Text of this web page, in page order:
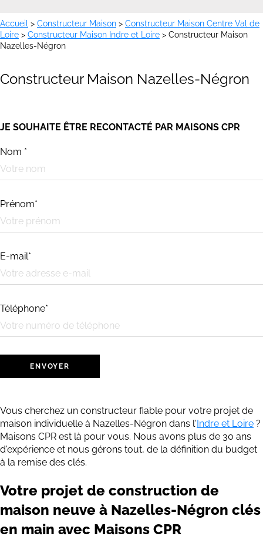
Accueil > Constructeur Maison > Constructeur Maison Centre Val de
Loire > Constructeur Maison Indre et Loire > Constructeur Maison
Nazelles-Négron
Constructeur Maison Nazelles-Négron
JE SOUHAITE ÊTRE RECONTACTÉ PAR MAISONS CPR
Nom *
Prénom*
E-mail*
Téléphone*
Vous cherchez un constructeur fiable pour votre projet de
maison individuelle à Nazelles-Négron dans l'Indre et Loire ?
Maisons CPR est là pour vous. Nous avons plus de 30 ans
d'expérience et nous gérons tout, de la définition du budget
à la remise des clés.
Votre projet de construction de
maison neuve à Nazelles-Négron clés
en main avec Maisons CPR